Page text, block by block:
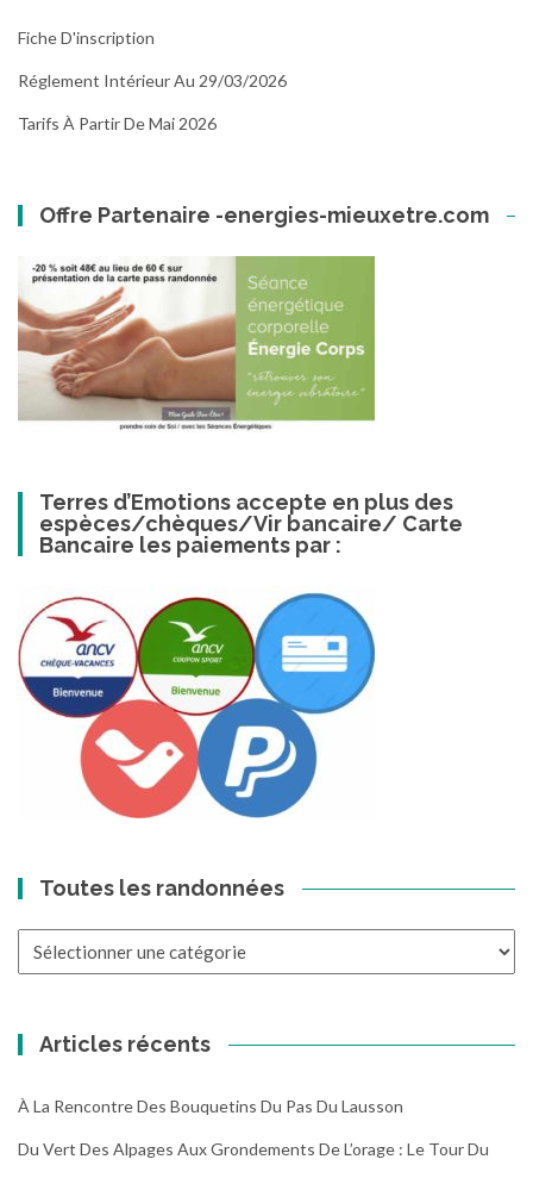
Fiche D'inscription
Réglement Intérieur Au 29/03/2026
Tarifs À Partir De Mai 2026
Offre Partenaire -energies-mieuxetre.com
Terres d’Emotions accepte en plus des
espèces/chèques/Vir bancaire/ Carte
Bancaire les paiements par :
Toutes les randonnées
Articles récents
À La Rencontre Des Bouquetins Du Pas Du Lausson
Du Vert Des Alpages Aux Grondements De L’orage : Le Tour Du